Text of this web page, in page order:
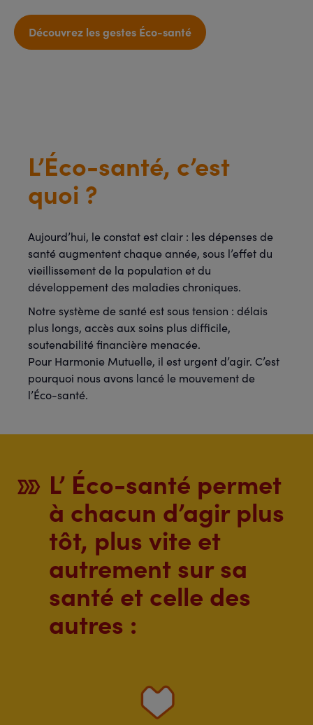
Découvrez les gestes Éco-santé
L’Éco-santé, c’est
quoi ?
Aujourd’hui, le constat est clair : les dépenses de
santé augmentent chaque année, sous l’effet du
vieillissement de la population et du
développement des maladies chroniques.
Notre système de santé est sous tension : délais
plus longs, accès aux soins plus difficile,
soutenabilité financière menacée.
Pour Harmonie Mutuelle, il est urgent d’agir. C’est
pourquoi nous avons lancé le mouvement de
l’Éco-santé.
L’ Éco-santé permet
à chacun d’agir plus
tôt, plus vite et
autrement sur sa
santé et celle des
autres :